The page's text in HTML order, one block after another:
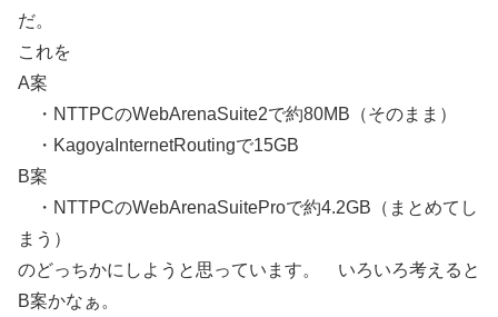
だ。
これを
A案
・NTTPCのWebArenaSuite2で約80MB（そのまま）
・KagoyaInternetRoutingで15GB
B案
・NTTPCのWebArenaSuiteProで約4.2GB（まとめてし
まう）
のどっちかにしようと思っています。 いろいろ考えると
B案かなぁ。